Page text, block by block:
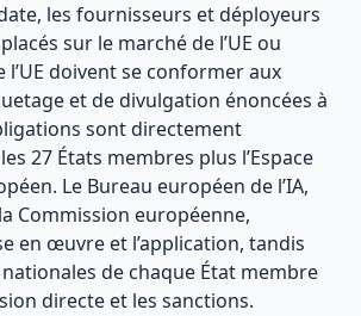
les fournisseurs et déployeurs
sur le marché de l’UE ou
l’UE doivent se conformer aux
et de divulgation énoncées à
sont directement
27 États membres plus l’Espace
Le Bureau européen de l’IA,
Commission européenne,
en œuvre et l’application, tandis
de chaque État membre
directe et les sanctions.